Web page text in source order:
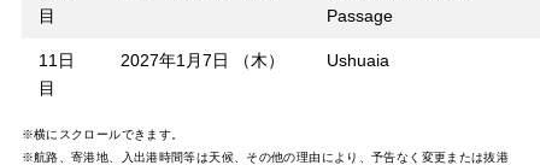
目
Passage
11日
目
2027年1月7日 （木） Ushuaia
※横にスクロールできます。
※航路、寄港地、入出港時間等は天候、その他の理由により、予告なく変更または抜港